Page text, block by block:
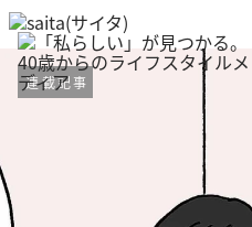
連載記事